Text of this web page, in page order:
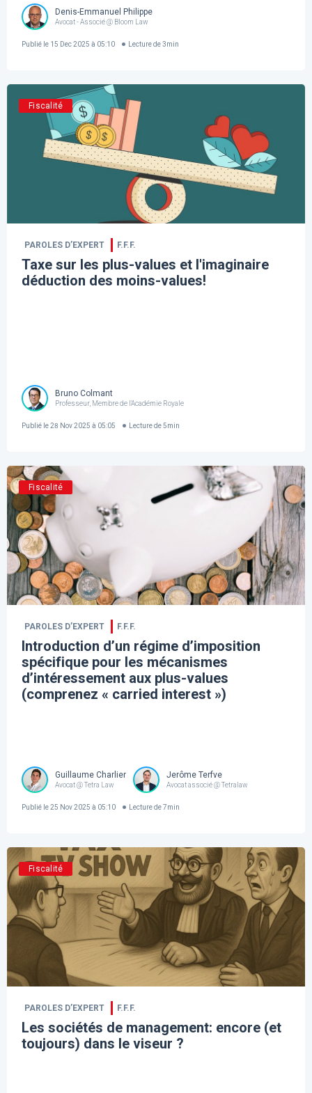
Denis-Emmanuel Philippe
Avocat - Associé @ Bloom Law
Publié le 15 Dec 2025 à 05:10 Lecture de 3min
Fiscalité
PAROLES D’EXPERT F.F.F.
Taxe sur les plus-values et l'imaginaire
déduction des moins-values!
Bruno Colmant
Professeur, Membre de l'Académie Royale
Publié le28 Nov 2025 à 05:05 Lecture de 5min
Fiscalité
PAROLES D’EXPERT F.F.F.
Introduction d’un régime d’imposition
spécifique pour les mécanismes
d’intéressement aux plus-values
(comprenez « carried interest »)
Guillaume Charlier
Avocat @ Tetra Law
Jerôme Terfve
Avocat associé @ Tetralaw
Publié le25 Nov 2025 à 05:10 Lecture de 7min
Fiscalité
PAROLES D’EXPERT F.F.F.
Les sociétés de management: encore (et
toujours) dans le viseur ?